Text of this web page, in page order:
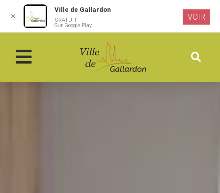
contenu
✕
Ville de Gallardon
GRATUIT
Sur Google Play
VOIR